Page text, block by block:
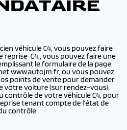
véhicule C4, vous pouvez faire
reprise C4,, vous pouvez faire une
le formulaire de la page
www.autojm.fr, ou vous pouvez
points de vente pour demander
votre voiture (sur rendez-vous).
contrôle de votre véhicule C4, pour
tenant compte de l’état de
contrôle.